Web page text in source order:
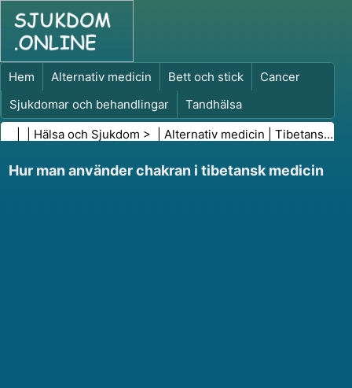
Hem Alternativ medicin Bett och stick
Cancer
Sjukdomar och behandlingar
Tandhälsa
Kost och näring
Familjehälsa
Hälsa och Sjukdom > | Alternativ medicin Tibetansk medicin
Hur man använder chakran i tibetansk medicin